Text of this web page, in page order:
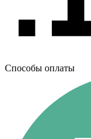
Способы оплаты